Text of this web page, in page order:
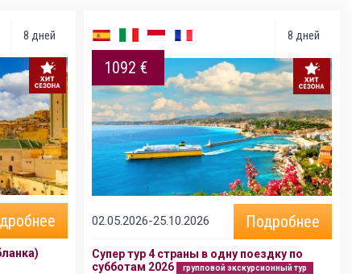
8 дней 8 дней
1092 €
02.05.2026-25.10.2026 Подробнее
Супер тур 4 страны в одну поездку по
субботам 2026
групповой экскурсионный тур